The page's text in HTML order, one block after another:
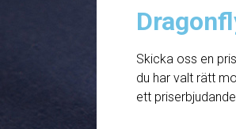
Skicka oss en
du har valt rätt
ett